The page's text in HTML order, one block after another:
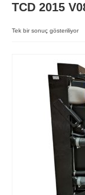
Yedek Parça
Deutz
TCD 2015
Tek bir sonuç gösteriliyor